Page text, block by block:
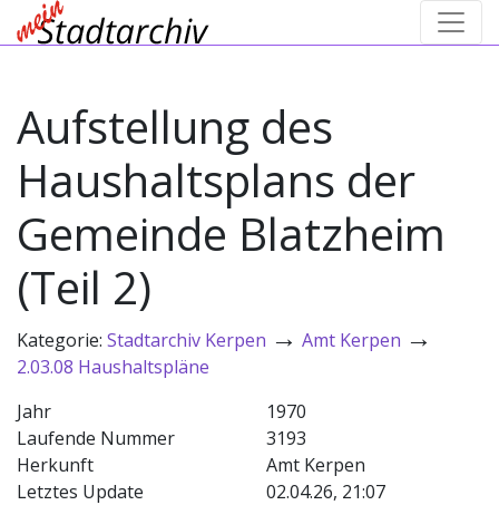
Aufstellung des
Haushaltsplans der
Gemeinde Blatzheim
(Teil 2)
Kategorie: Stadtarchiv Kerpen → Amt Kerpen →
2.03.08 Haushaltspläne
Jahr
1970
Laufende Nummer
3193
Herkunft
Amt Kerpen
Letztes Update
02.04.26, 21:07